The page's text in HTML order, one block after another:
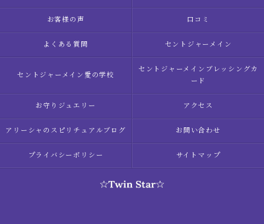
お客様の声 口コミ
よくある質問 セントジャーメイン
セントジャーメイン愛の学校
セントジャーメインブレッシングカ
ード
お守りジュエリー アクセス
アリーシャのスピリチュアルブログ お問い合わせ
プライバシーポリシー サイトマップ